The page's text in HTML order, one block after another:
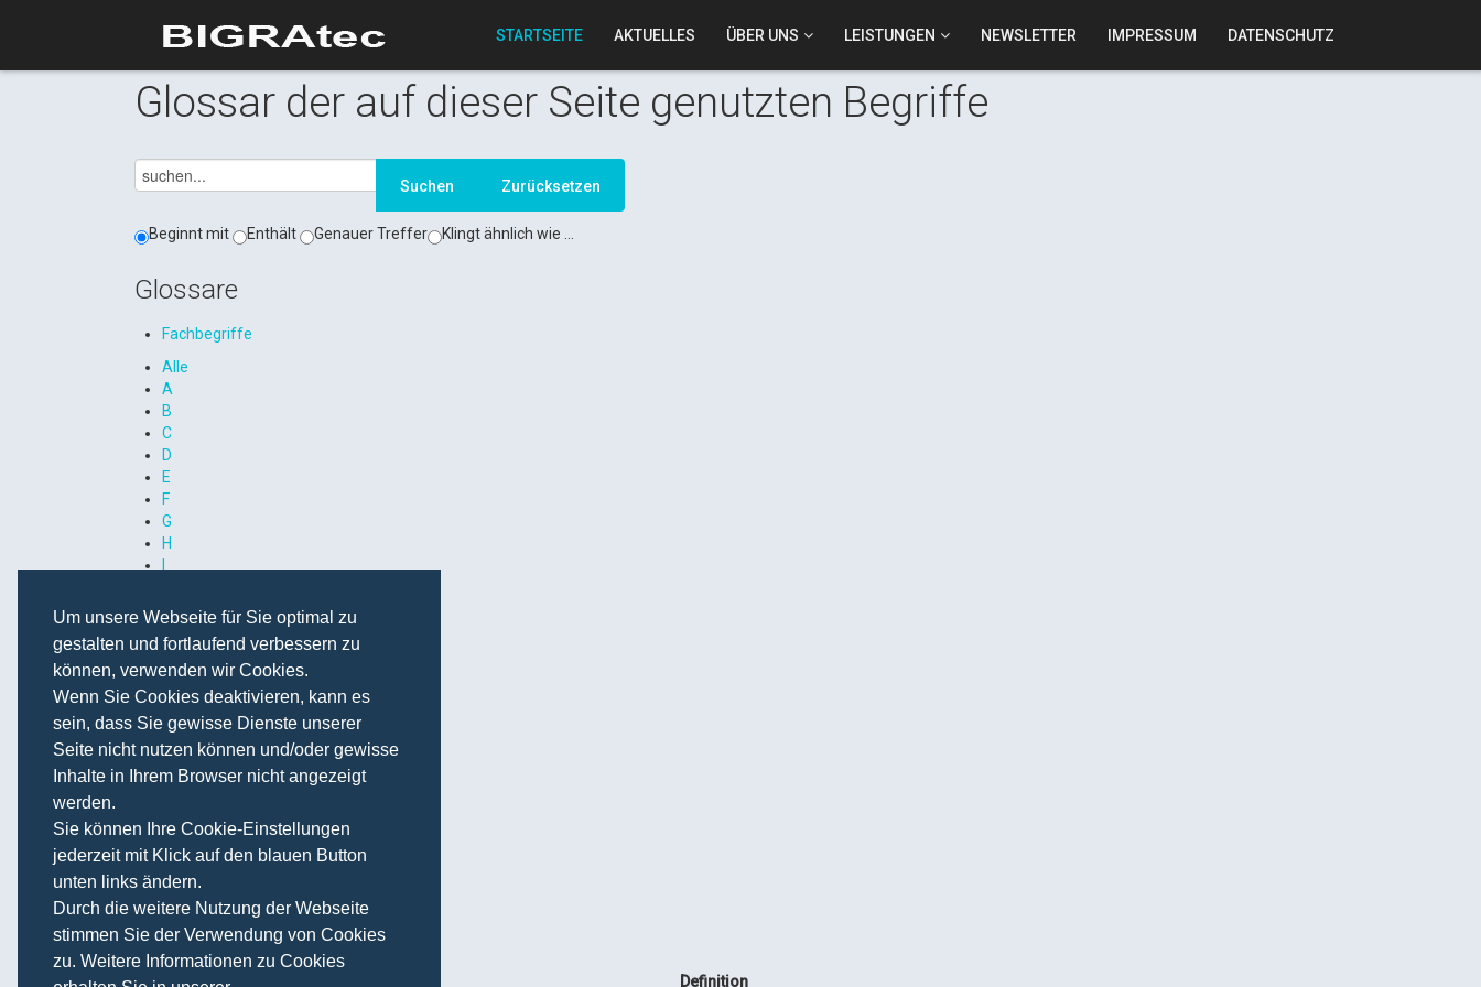
Um unsere Webseite für Sie optimal zu
gestalten und fortlaufend verbessern zu
können, verwenden wir Cookies.
Wenn Sie Cookies deaktivieren, kann es
sein, dass Sie gewisse Dienste unserer
Seite nicht nutzen können und/oder gewisse
Inhalte in Ihrem Browser nicht angezeigt
werden.
Sie können Ihre Cookie-Einstellungen
jederzeit mit Klick auf den blauen Button
unten links ändern.
Durch die weitere Nutzung der Webseite
stimmen Sie der Verwendung von Cookies
zu. Weitere Informationen zu Cookies
STARTSEITE AKTUELLES ÜBER UNS LEISTUNGEN NEWSLETTER IMPRESSUM DATENSCHUTZ
Glossar der auf dieser Seite genutzten Begriffe
Beginnt mit Enthält Genauer Treffer Klingt ähnlich wie ...
Glossare
Fachbegriffe
Alle
A
B
C
D
E
F
G
H
M
N
O
P
Q
S
U
V
W
Y
Z
Begriff Definition